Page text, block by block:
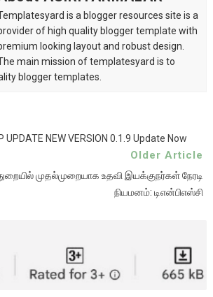
is a blogger resources site is a
of high quality blogger template with
looking layout and robust design.
main mission of templatesyard is to
blogger templates.
UPDATE NEW VERSION 0.1.9 Update Now
Older Article
முதல்முறையாக உதவி இயக்குநர்கள் நேரடி
நியமனம்: டிஎன்பிஎஸ்சி